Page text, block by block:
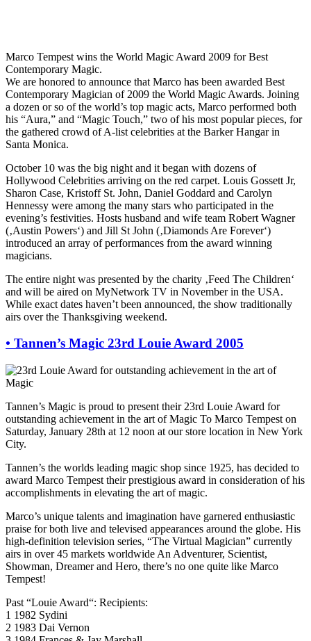
Marco Tempest wins the World Magic Award 2009 for Best
Contemporary Magic.
We are honored to announce that Marco has been awarded Best
Contemporary Magician of 2009 the World Magic Awards. Joining
a dozen or so of the world’s top magic acts, Marco performed both
his “Aura,” and “Magic Touch,” two of his most popular pieces, for
the gathered crowd of A-list celebrities at the Barker Hangar in
Santa Monica.
October 10 was the big night and it began with dozens of
Hollywood Celebrities arriving on the red carpet. Louis Gossett Jr,
Sharon Case, Kristoff St. John, Daniel Goddard and Carolyn
Hennessy were among the many stars who participated in the
evening’s festivities. Hosts husband and wife team Robert Wagner
(‚Austin Powers‘) and Jill St John (‚Diamonds Are Forever‘)
introduced an array of performances from the award winning
magicians.
The entire night was presented by the charity ‚Feed The Children‘
and will be aired on MyNetwork TV in November in the USA.
While exact dates haven’t been announced, the show traditionally
airs over the Thanksgiving weekend.
• Tannen’s Magic 23rd Louie Award 2005
Tannen’s Magic is proud to present their 23rd Louie Award for
outstanding achievement in the art of Magic To Marco Tempest on
Saturday, January 28th at 12 noon at our store location in New York
City.
Tannen’s the worlds leading magic shop since 1925, has decided to
award Marco Tempest their prestigious award in consideration of his
accomplishments in elevating the art of magic.
Marco’s unique talents and imagination have garnered enthusiastic
praise for both live and televised appearances around the globe. His
high-definition television series, “The Virtual Magician” currently
airs in over 45 markets worldwide An Adventurer, Scientist,
Showman, Dreamer and Hero, there’s no one quite like Marco
Tempest!
Past “Louie Award“: Recipients:
1 1982 Sydini
2 1983 Dai Vernon